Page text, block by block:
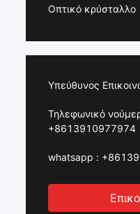
Οπτικό κρύσταλλο
Υπεύθυνος
Τηλεφωνικό
+8613910977974
whatsapp :